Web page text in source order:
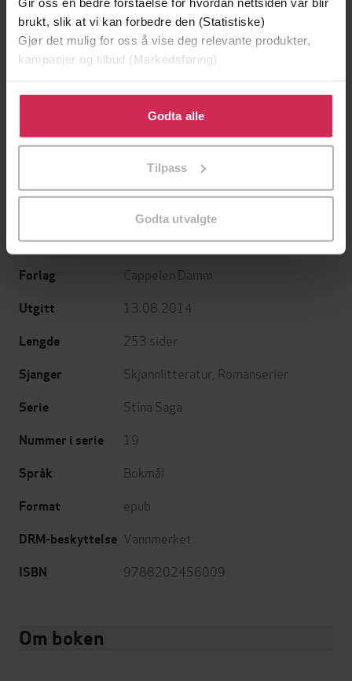
brukt, slik at vi kan forbedre den (Statistiske)
Gjør det mulig for oss å vise deg relevante produkter,
kampanjer og tilbud (Markedsføring)
Klikk på «Godta alle» for å gi oss ditt samtykke til å
bruke cookies for alle disse formålene. Du kan også
tilpasse ditt samtykke til spesifikke formål ved å klikke
Godta alle
Tilpass
Godta utvalgte
39,-
Forbudt lidenskap
Kitty Summers
49,-
Annikki Øvergård
Forfattere Renate Josefsen(forfatter)
Forlag Cappelen Damm
Utgitt 13.08.2014
Lengde 253 sider
Sjanger Skjønnlitteratur Romanserier
Serie Stina Saga
Nummer i serie 19
Språk Bokmål
Format epub
DRM-beskyttelse Vannmerket
ISBN 9788202456009
Om boken